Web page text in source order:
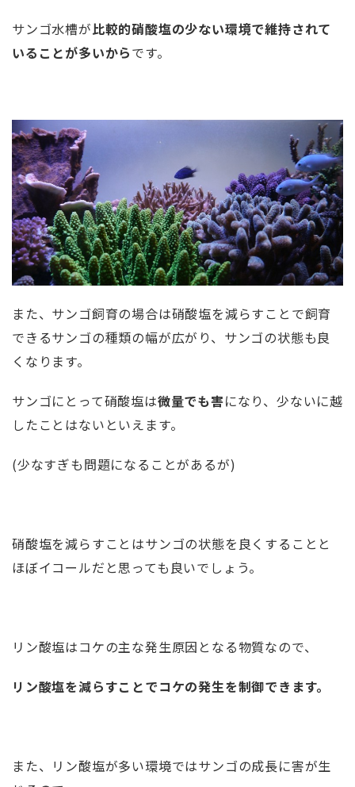
サンゴ水槽が比較的硝酸塩の少ない環境で維持されて
いることが多いからです。
また、サンゴ飼育の場合は硝酸塩を減らすことで飼育
できるサンゴの種類の幅が広がり、サンゴの状態も良
くなります。
サンゴにとって硝酸塩は微量でも害になり、少ないに越
したことはないといえます。
(少なすぎも問題になることがあるが)
硝酸塩を減らすことはサンゴの状態を良くすることと
ほぼイコールだと思っても良いでしょう。
リン酸塩はコケの主な発生原因となる物質なので、
リン酸塩を減らすことでコケの発生を制御できます。
また、リン酸塩が多い環境ではサンゴの成長に害が生